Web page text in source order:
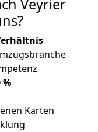
Veyrier
%
Karten